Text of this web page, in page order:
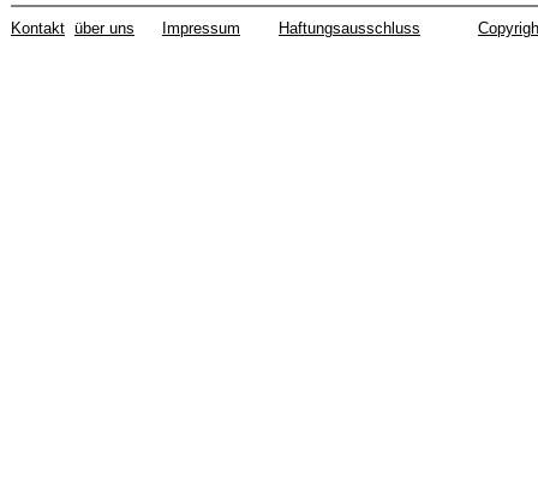
Kontakt über uns Impressum Haftungsausschluss